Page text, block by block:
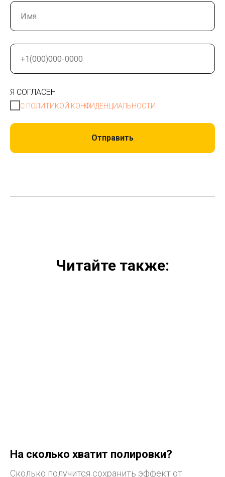
Я СОГЛАСЕН
С ПОЛИТИКОЙ КОНФИДЕНЦИАЛЬНОСТИ
Отправить
Читайте также:
На сколько хватит полировки?
Cколько получится сохранить эффект от